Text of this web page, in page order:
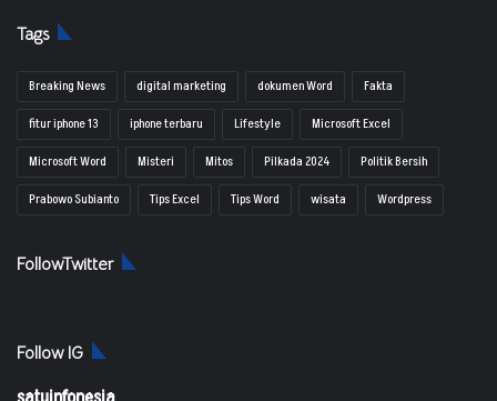
Tags
Breaking News digital marketing dokumen Word
Fakta
fitur iphone 13
iphone terbaru Lifestyle
Microsoft Excel
Microsoft Word
Misteri Mitos Pilkada 2024
Politik Bersih
Prabowo Subianto
Tips Excel Tips Word wisata Wordpress
FollowTwitter
Follow IG